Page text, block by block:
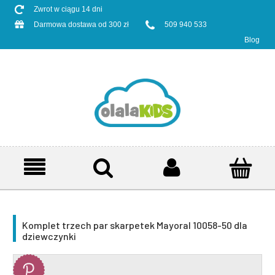
Zwrot w ciągu 14 dni
Darmowa dostawa od 300 zł
509 940 533
Blog
Komplet trzech par skarpetek Mayoral 10058-50 dla
dziewczynki